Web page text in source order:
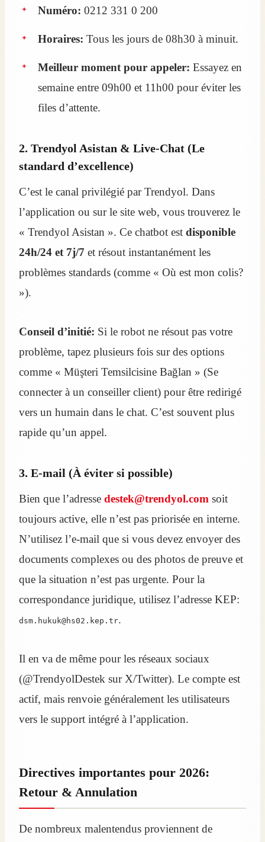
Numéro: 0212 331 0 200
Horaires: Tous les jours de 08h30 à minuit.
Meilleur moment pour appeler: Essayez en
semaine entre 09h00 et 11h00 pour éviter les
files d’attente.
2. Trendyol Asistan & Live-Chat (Le
standard d’excellence)
C’est le canal privilégié par Trendyol. Dans
l’application ou sur le site web, vous trouverez le
« Trendyol Asistan ». Ce chatbot est disponible
24h/24 et 7j/7 et résout instantanément les
problèmes standards (comme « Où est mon colis?
»).
Conseil d’initié: Si le robot ne résout pas votre
problème, tapez plusieurs fois sur des options
comme « Müşteri Temsilcisine Bağlan » (Se
connecter à un conseiller client) pour être redirigé
vers un humain dans le chat. C’est souvent plus
rapide qu’un appel.
3. E-mail (À éviter si possible)
Bien que l’adresse destek@trendyol.com soit
toujours active, elle n’est pas priorisée en interne.
N’utilisez l’e-mail que si vous devez envoyer des
documents complexes ou des photos de preuve et
que la situation n’est pas urgente. Pour la
correspondance juridique, utilisez l’adresse KEP:
dsm.hukuk@hs02.kep.tr.
Il en va de même pour les réseaux sociaux
(@TrendyolDestek sur X/Twitter). Le compte est
actif, mais renvoie généralement les utilisateurs
vers le support intégré à l’application.
Directives importantes pour 2026:
Retour & Annulation
De nombreux malentendus proviennent de